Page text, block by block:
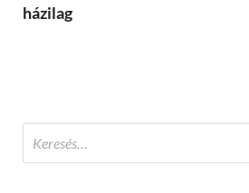
házilag